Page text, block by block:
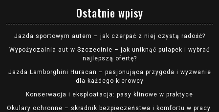
Ostatnie wpisy
Jazda sportowym autem – jak czerpać z niej czystą radość?
Wypożyczalnia aut w Szczecinie – jak uniknąć pułapek i wybrać
najlepszą ofertę?
Jazda Lamborghini Huracan – pasjonująca przygoda i wyzwanie
dla każdego kierowcy
Konserwacja i eksploatacja: pasy klinowe w praktyce
Okulary ochronne – składnik bezpieczeństwa i komfortu w pracy.